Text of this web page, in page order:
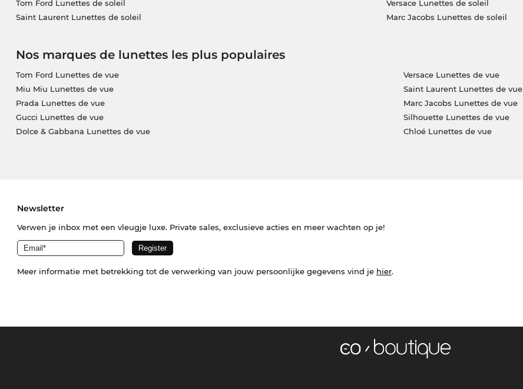
Tom Ford Lunettes de soleil
Saint Laurent Lunettes de soleil
Versace Lunettes de soleil
Marc Jacobs Lunettes de soleil
Nos marques de lunettes les plus populaires
Tom Ford Lunettes de vue
Miu Miu Lunettes de vue
Prada Lunettes de vue
Gucci Lunettes de vue
Dolce & Gabbana Lunettes de vue
Versace Lunettes de vue
Saint Laurent Lunettes de vue
Marc Jacobs Lunettes de vue
Silhouette Lunettes de vue
Chloé Lunettes de vue
Newsletter
Verwen je inbox met een vleugje luxe. Private sales, exclusieve acties en meer wachten op je!
Meer informatie met betrekking tot de verwerking van jouw persoonlijke gegevens vind je hier.